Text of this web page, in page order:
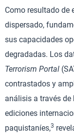
Como resultado de
dispersado,
sus capacidades
degradadas. Los
Terrorism Portal
contrastados y
análisis a través
ediciones
paquistaníes,3